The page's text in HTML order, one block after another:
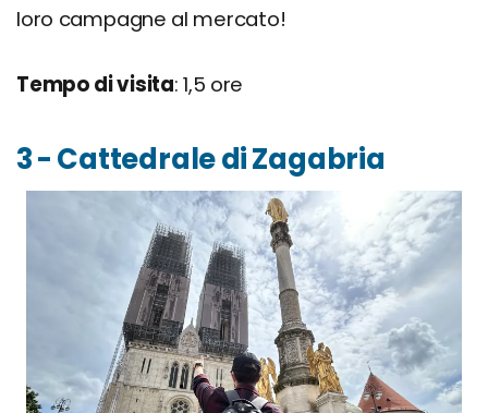
loro campagne al mercato!
Tempo di visita: 1,5 ore
3 - Cattedrale di Zagabria